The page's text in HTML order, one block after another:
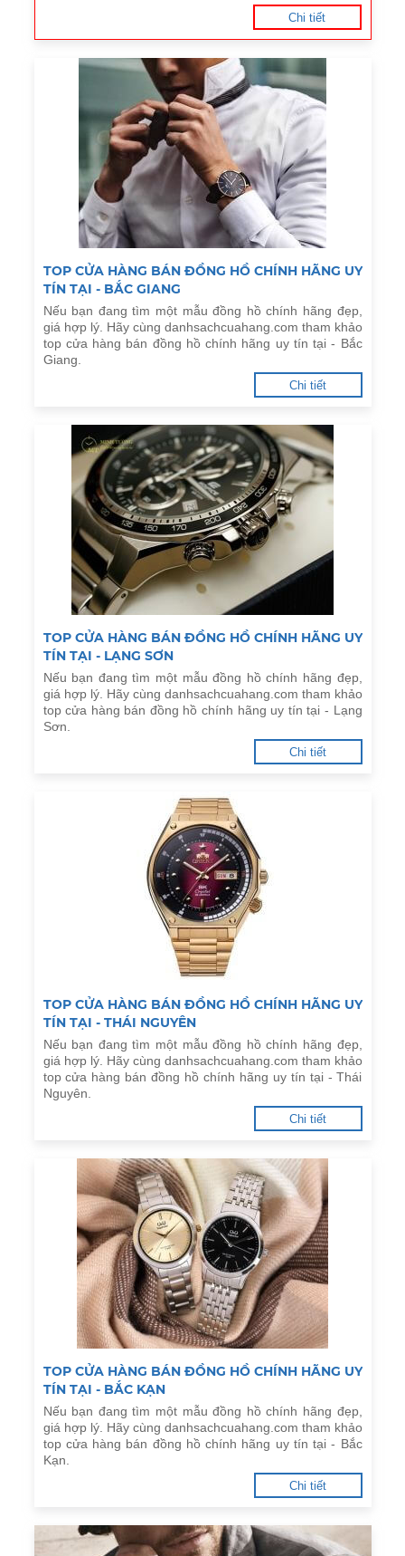
Chi tiết
TOP CỬA HÀNG BÁN ĐỒNG HỒ CHÍNH HÃNG UY
TÍN TẠI - BẮC GIANG
Nếu bạn đang tìm một mẫu đồng hồ chính hãng đẹp,
giá hợp lý. Hãy cùng danhsachcuahang.com tham khảo
top cửa hàng bán đồng hồ chính hãng uy tín tại - Bắc
Giang.
Chi tiết
TOP CỬA HÀNG BÁN ĐỒNG HỒ CHÍNH HÃNG UY
TÍN TẠI - LẠNG SƠN
Nếu bạn đang tìm một mẫu đồng hồ chính hãng đẹp,
giá hợp lý. Hãy cùng danhsachcuahang.com tham khảo
top cửa hàng bán đồng hồ chính hãng uy tín tại - Lạng
Sơn.
Chi tiết
TOP CỬA HÀNG BÁN ĐỒNG HỒ CHÍNH HÃNG UY
TÍN TẠI - THÁI NGUYÊN
Nếu bạn đang tìm một mẫu đồng hồ chính hãng đẹp,
giá hợp lý. Hãy cùng danhsachcuahang.com tham khảo
top cửa hàng bán đồng hồ chính hãng uy tín tại - Thái
Nguyên.
Chi tiết
TOP CỬA HÀNG BÁN ĐỒNG HỒ CHÍNH HÃNG UY
TÍN TẠI - BẮC KẠN
Nếu bạn đang tìm một mẫu đồng hồ chính hãng đẹp,
giá hợp lý. Hãy cùng danhsachcuahang.com tham khảo
top cửa hàng bán đồng hồ chính hãng uy tín tại - Bắc
Kạn.
Chi tiết